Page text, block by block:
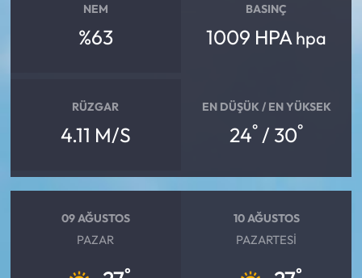
NEM
%63
BASINÇ
1009 HPA hpa
RÜZGAR
4.11 M/S
EN DÜŞÜK / EN YÜKSEK
24° / 30°
09 AĞUSTOS
PAZAR
°
10 AĞUSTOS
PAZARTESI
°